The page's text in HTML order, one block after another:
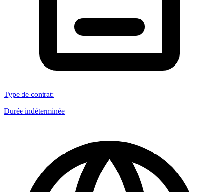
Type de contrat:
Durée indéterminée